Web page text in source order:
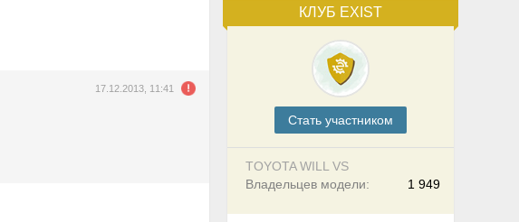
КЛУБ EXIST
Cтать участником
TOYOTA WILL VS
1 949
Владельцев модели:
17.12.2013, 11:41